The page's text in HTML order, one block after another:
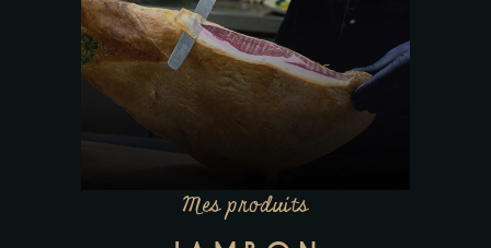
Mes produits